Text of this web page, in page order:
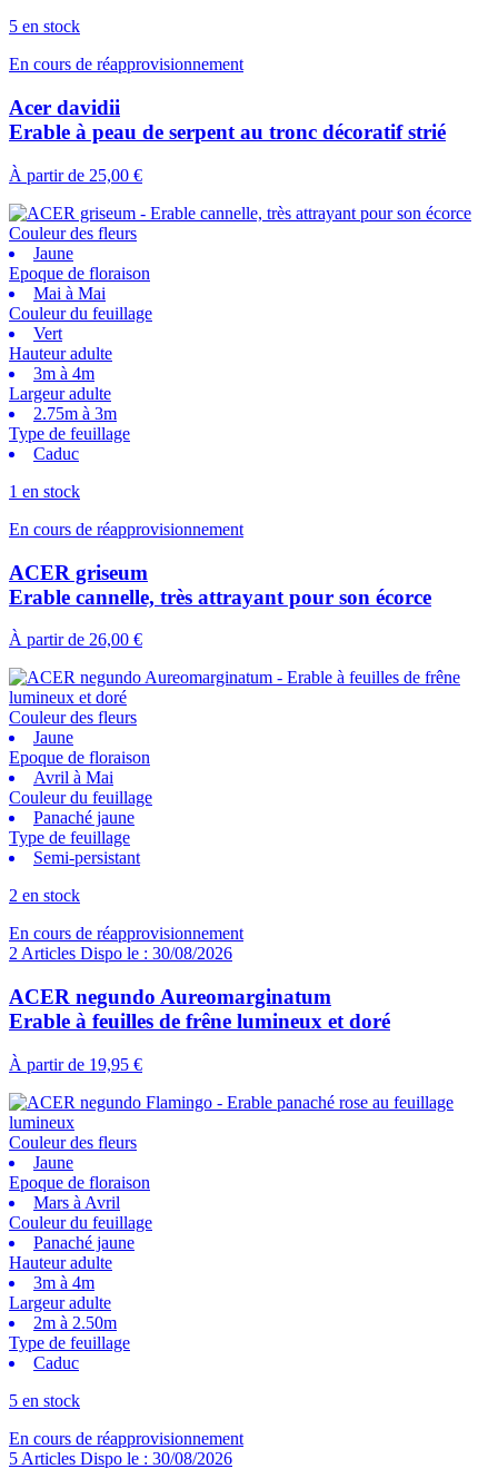
5 en stock
En cours de réapprovisionnement
Acer davidii
Erable à peau de serpent au tronc décoratif strié
À partir de 25,00 €
Couleur des fleurs
Jaune
Epoque de floraison
Mai à Mai
Couleur du feuillage
Vert
Hauteur adulte
3m à 4m
Largeur adulte
2.75m à 3m
Type de feuillage
Caduc
1 en stock
En cours de réapprovisionnement
ACER griseum
Erable cannelle, très attrayant pour son écorce
À partir de 26,00 €
Couleur des fleurs
Jaune
Epoque de floraison
Avril à Mai
Couleur du feuillage
Panaché jaune
Type de feuillage
Semi-persistant
2 en stock
En cours de réapprovisionnement
2 Articles Dispo le : 30/08/2026
ACER negundo Aureomarginatum
Erable à feuilles de frêne lumineux et doré
À partir de 19,95 €
Couleur des fleurs
Jaune
Epoque de floraison
Mars à Avril
Couleur du feuillage
Panaché jaune
Hauteur adulte
3m à 4m
Largeur adulte
2m à 2.50m
Type de feuillage
Caduc
5 en stock
En cours de réapprovisionnement
5 Articles Dispo le : 30/08/2026